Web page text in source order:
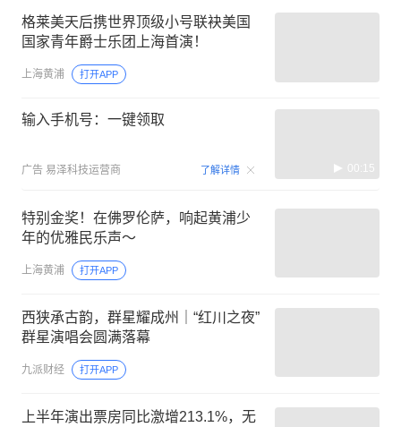
格莱美天后携世界顶级小号联袂美国
国家青年爵士乐团上海首演！
上海黄浦 打开APP
输入手机号：一键领取
广告 易泽科技运营商 了解详情 00:15
特别金奖！在佛罗伦萨，响起黄浦少
年的优雅民乐声～
上海黄浦 打开APP
西狭承古韵，群星耀成州｜“红川之夜”
群星演唱会圆满落幕
九派财经 打开APP
上半年演出票房同比激增213.1%，无